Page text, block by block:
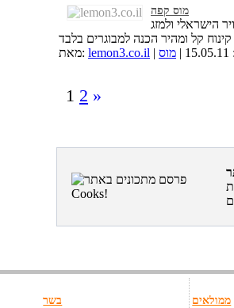
מוס קפה
הישראלי ולמזג
מאת: lemon3.co.il מוס
1 2 »
בשר
ממולאים